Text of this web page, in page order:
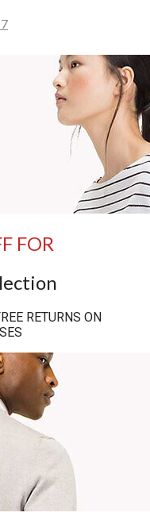
FOR
RETURNS ON